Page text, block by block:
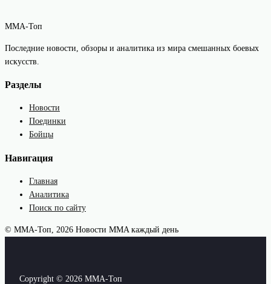
MMA-Топ
Последние новости, обзоры и аналитика из мира смешанных боевых
искусств.
Разделы
Новости
Поединки
Бойцы
Навигация
Главная
Аналитика
Поиск по сайту
© MMA-Топ, 2026 Новости MMA каждый день
Copyright © 2026 MMA-Топ